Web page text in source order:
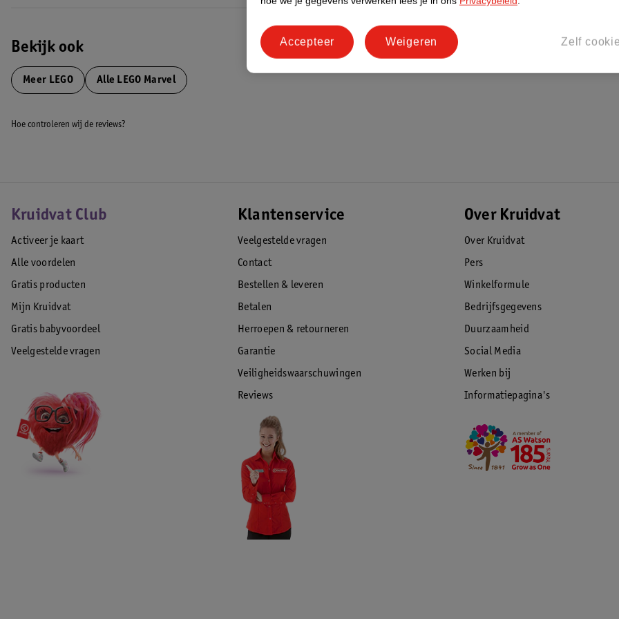
Bekijk ook
Meer LEGO Alle LEGO Marvel
Hoe controleren wij de reviews?
Kruidvat Club
Activeer je kaart
Alle voordelen
Gratis producten
Mijn Kruidvat
Gratis babyvoordeel
Veelgestelde vragen
Klantenservice
Veelgestelde vragen
Contact
Bestellen & leveren
Betalen
Herroepen & retourneren
Garantie
Veiligheidswaarschuwingen
Reviews
Over Kruidvat
Over Kruidvat
Pers
Winkelformule
Bedrijfsgegevens
Duurzaamheid
Social Media
Werken bij
Informatiepagina's
Zelf
Weigeren
Accepteer